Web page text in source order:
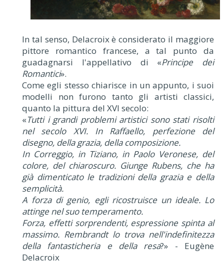
In tal senso, Delacroix è considerato il maggiore
pittore romantico francese, a tal punto da
guadagnarsi l'appellativo di «Principe dei
Romantici».
Come egli stesso chiarisce in un appunto, i suoi
modelli non furono tanto gli artisti classici,
quanto la pittura del XVI secolo:
«Tutti i grandi problemi artistici sono stati risolti
nel secolo XVI. In Raffaello, perfezione del
disegno, della grazia, della composizione.
In Correggio, in Tiziano, in Paolo Veronese, del
colore, del chiaroscuro. Giunge Rubens, che ha
già dimenticato le tradizioni della grazia e della
semplicità.
A forza di genio, egli ricostruisce un ideale. Lo
attinge nel suo temperamento.
Forza, effetti sorprendenti, espressione spinta al
massimo. Rembrandt lo trova nell'indefinitezza
della fantasticheria e della resa?» - Eugène
Delacroix